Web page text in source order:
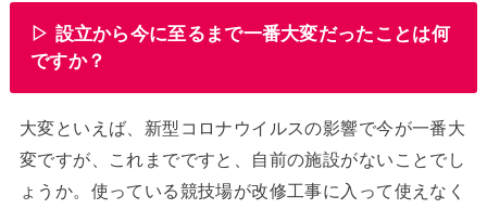
▷ 設立から今に至るまで一番大変だったことは何
ですか？
大変といえば、新型コロナウイルスの影響で今が一番大
変ですが、これまでですと、自前の施設がないことでし
ょうか。使っている競技場が改修工事に入って使えなく